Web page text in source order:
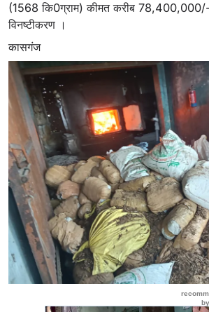
(1568 कि0ग्राम) कीमत करीब 78,400,000/-
विनष्टीकरण ।
कासगंज